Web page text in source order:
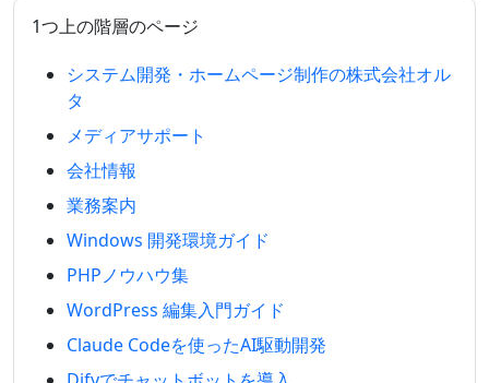
1つ上の階層のページ
システム開発・ホームページ制作の株式会社オル
タ
メディアサポート
会社情報
業務案内
Windows 開発環境ガイド
PHPノウハウ集
WordPress 編集入門ガイド
Claude Codeを使ったAI駆動開発